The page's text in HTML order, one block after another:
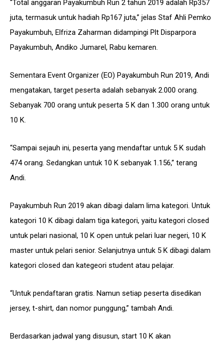
“Total anggaran Payakumbuh Run 2 tahun 2019 adalah Rp357
juta, termasuk untuk hadiah Rp167 juta,” jelas Staf Ahli Pemko
Payakumbuh, Elfriza Zaharman didampingi Plt Disparpora
Payakumbuh, Andiko Jumarel, Rabu kemaren.
Sementara Event Organizer (EO) Payakumbuh Run 2019, Andi
mengatakan, target peserta adalah sebanyak 2.000 orang.
Sebanyak 700 orang untuk peserta 5 K dan 1.300 orang untuk
10 K.
“Sampai sejauh ini, peserta yang mendaftar untuk 5 K sudah
474 orang. Sedangkan untuk 10 K sebanyak 1.156,” terang
Andi.
Payakumbuh Run 2019 akan dibagi dalam lima kategori. Untuk
kategori 10 K dibagi dalam tiga kategori, yaitu kategori closed
untuk pelari nasional, 10 K open untuk pelari luar negeri, 10 K
master untuk pelari senior. Selanjutnya untuk 5 K dibagi dalam
kategori closed dan kategeori student atau pelajar.
“Untuk pendaftaran gratis. Namun setiap peserta disedikan
jersey, t-shirt, dan nomor punggung,” tambah Andi.
Berdasarkan jadwal yang disusun, start 10 K akan